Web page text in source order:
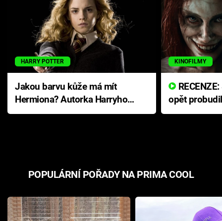
HARRY POTTER
Jakou barvu kůže má mít
Hermiona? Autorka Harryho
Pottera přišla s ráznou
KINOFILMY
opět
přichází s
POPULÁRNÍ POŘADY NA PRIMA COOL